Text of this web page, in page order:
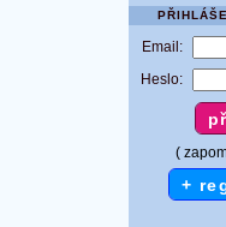
Email:
Heslo:
(
+